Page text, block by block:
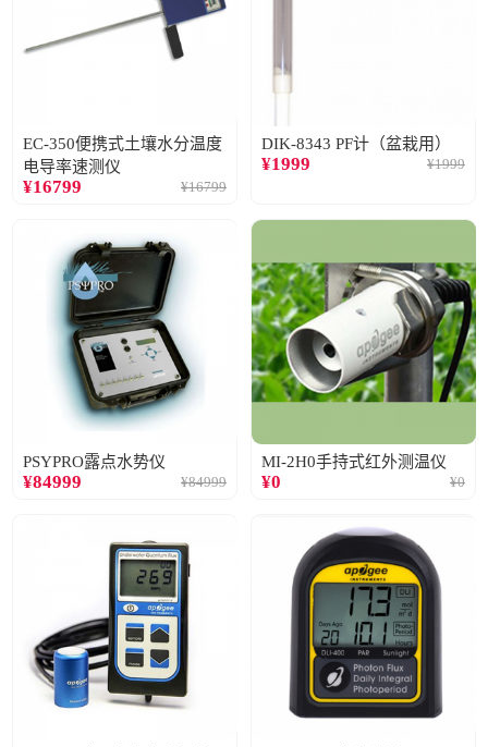
EC-350便携式土壤水分温度
电导率速测仪
¥16799 ¥16799
DIK-8343 PF计（盆栽用）
¥1999 ¥1999
PSYPRO露点水势仪
¥84999 ¥84999
MI-2H0手持式红外测温仪
¥0 ¥0